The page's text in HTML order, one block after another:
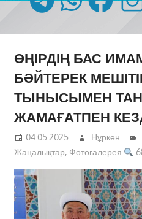
ӨҢІРДІҢ БАС
БӘЙТЕРЕК
ТЫНЫСЫМЕН
ЖАМАҒАТПЕН
04.05.2025 Нұркен
Жаңалықтар, Фотогалерея